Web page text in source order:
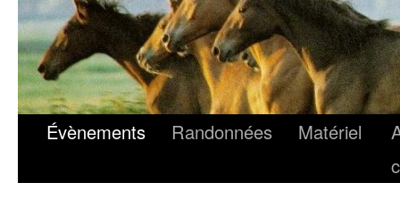
Évènements Randonnées Matériel